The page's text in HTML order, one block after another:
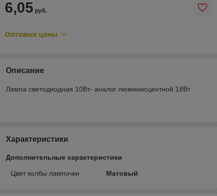
6,05 руб.
Оптовые цены
Описание
Лампа светодиодная 10Вт- аналог люминисцентной 18Вт
Характеристики
Дополнительные характеристики
Цвет колбы лампочки Матовый